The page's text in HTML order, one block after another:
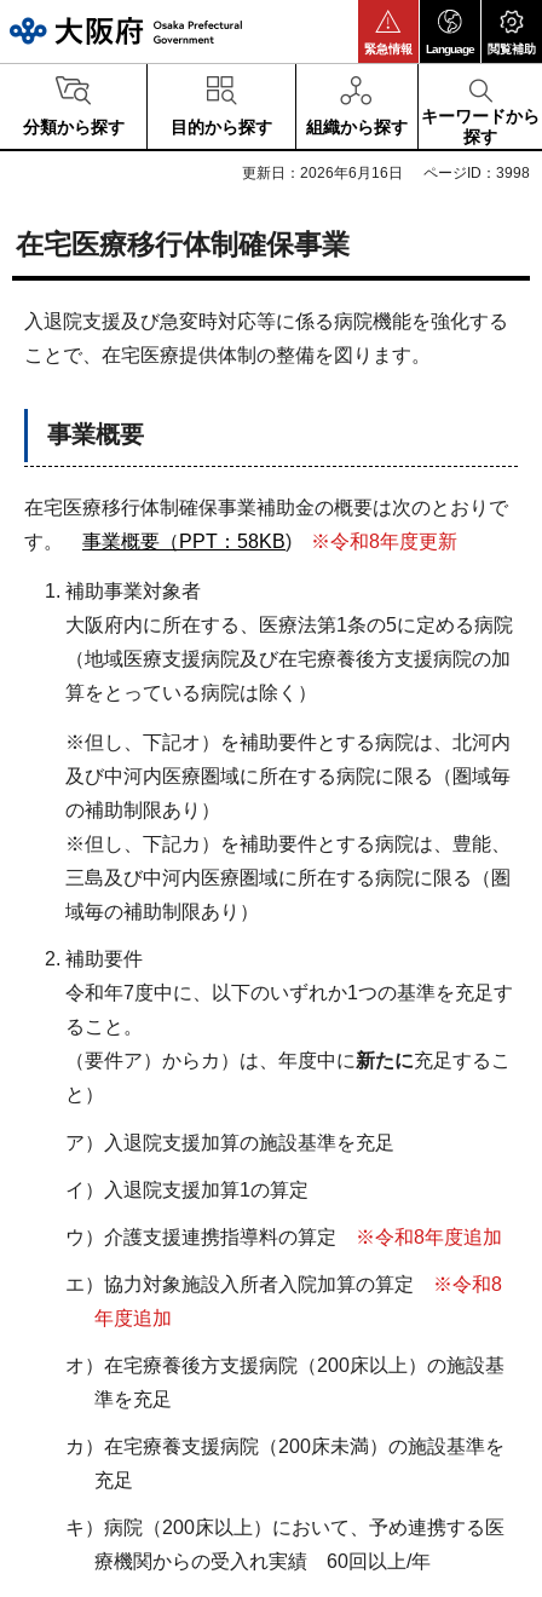
緊急情報 Language 閲覧補助
分類から探す 目的から探す 組織から探す
キーワードから
探す
更新日：2026年6月16日 ページID：3998
在宅医療移行体制確保事業
入退院支援及び急変時対応等に係る病院機能を強化する
ことで、在宅医療提供体制の整備を図ります。
事業概要
在宅医療移行体制確保事業補助金の概要は次のとおりで
す。 事業概要（PPT：58KB) ※令和8年度更新
補助事業対象者
大阪府内に所在する、医療法第1条の5に定める病院
（地域医療支援病院及び在宅療養後方支援病院の加
算をとっている病院は除く）
※但し、下記オ）を補助要件とする病院は、北河内
及び中河内医療圏域に所在する病院に限る（圏域毎
の補助制限あり）
※但し、下記カ）を補助要件とする病院は、豊能、
三島及び中河内医療圏域に所在する病院に限る（圏
域毎の補助制限あり）
補助要件
令和年7度中に、以下のいずれか1つの基準を充足す
ること。
（要件ア）からカ）は、年度中に新たに充足するこ
と）
ア）入退院支援加算の施設基準を充足
イ）入退院支援加算1の算定
ウ）介護支援連携指導料の算定 ※令和8年度追加
エ）協力対象施設入所者入院加算の算定
※令和8
年度追加
オ）在宅療養後方支援病院（200床以上）の施設基
準を充足
カ）在宅療養支援病院（200床未満）の施設基準を
充足
キ）病院（200床以上）において、予め連携する医
療機関からの受入れ実績 60回以上/年